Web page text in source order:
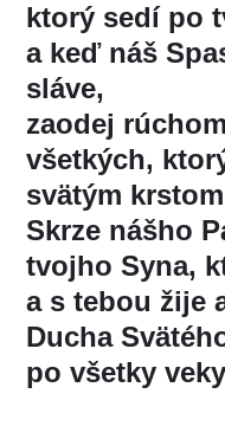
ktorý sedí po
a keď náš
sláve,
zaodej
všetkých,
svätým
Skrze nášho
tvojho Syna,
a s tebou žije
Ducha
po všetky